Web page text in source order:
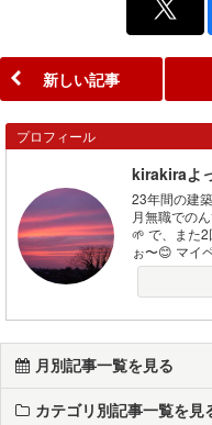
新しい記事
プロフィール
kirakiraよ
23年間の建
月無職での
🌱 で、また
ぉ〜😊 マイ
月別記事一覧を見る
カテゴリ別記事一覧を見